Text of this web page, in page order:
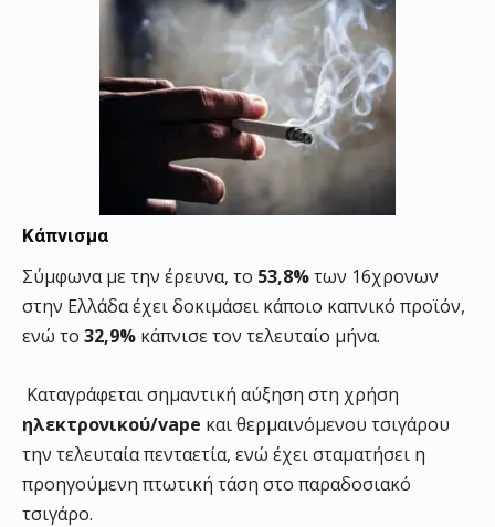
Κάπνισμα
Σύμφωνα με την έρευνα, το 53,8%των 16χρονων
στην Ελλάδα έχει δοκιμάσει κάποιο καπνικό προϊόν,
ενώ το 32,9% κάπνισε τον τελευταίο μήνα.
Καταγράφεται σημαντική αύξηση στη χρήση
ηλεκτρονικού/vape και θερμαινόμενου τσιγάρου
την τελευταία πενταετία, ενώ έχει σταματήσει η
προηγούμενη πτωτική τάση στο παραδοσιακό
τσιγάρο.